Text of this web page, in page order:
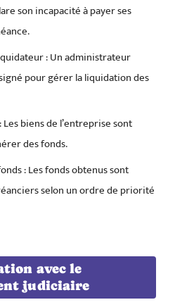
son incapacité à payer ses
: Un administrateur
pour gérer la liquidation des
biens de l’entreprise sont
des fonds.
: Les fonds obtenus sont
selon un ordre de priorité
avec le
judiciaire